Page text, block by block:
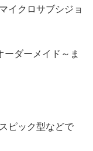
イクロサブシジョ
ダーメイド～ま
ピック型などで